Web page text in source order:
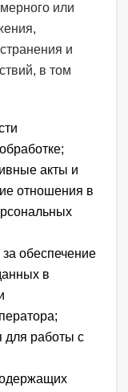
или
и
в том
акты и
отношения в
за обеспечение
в
для работы с